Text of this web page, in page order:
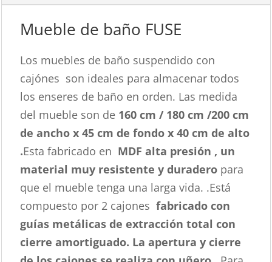
Mueble de baño FUSE
Los muebles de baño suspendido con
cajónes son ideales para almacenar todos
los enseres de baño en orden. Las medida
del mueble son de 160 cm / 180 cm /200 cm
de ancho x 45 cm de fondo x 40 cm de alto
.Esta fabricado en MDF alta presión , un
material muy resistente y duradero para
que el mueble tenga una larga vida. .Está
compuesto por 2 cajonesfabricado con
guías metálicas de extracción total con
cierre amortiguado. La apertura y cierre